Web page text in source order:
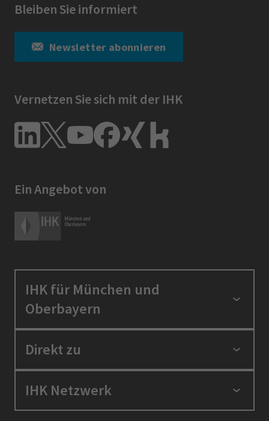
Bleiben Sie informiert
Newsletter abonnieren
Vernetzen Sie sich mit der IHK
Ein Angebot von
IHK für München und
Oberbayern
Standortpolitik
Ausbildung und Fortbildung
Berufszugang
Direkt zu
Positionen
IHK in der Region
IHK Netzwerk